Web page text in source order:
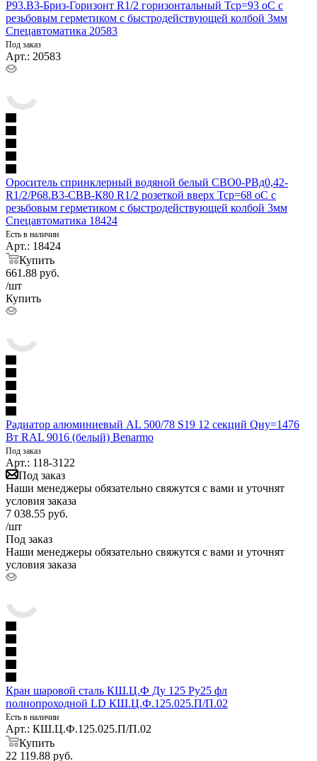
Р93.В3-Бриз-Горизонт R1/2 горизонтальный Тср=93 оС с
резьбовым герметиком с быстродействующей колбой 3мм
Спецавтоматика 20583
Под заказ
Арт.: 20583
Ороситель спринклерный водяной белый СВО0-РВд0,42-
R1/2/Р68.В3-СВВ-К80 R1/2 розеткой вверх Тср=68 оС с
резьбовым герметиком с быстродействующей колбой 3мм
Спецавтоматика 18424
Есть в наличии
Арт.: 18424
Купить
661.88 руб.
/шт
Купить
Радиатор алюминиевый AL 500/78 S19 12 секций Qну=1476
Вт RAL 9016 (белый) Benarmo
Под заказ
Арт.: 118-3122
Под заказ
Наши менеджеры обязательно свяжутся с вами и уточнят
условия заказа
7 038.55 руб.
/шт
Под заказ
Наши менеджеры обязательно свяжутся с вами и уточнят
условия заказа
Кран шаровой сталь КШ.Ц.Ф Ду 125 Ру25 фл
полнопроходной LD КШ.Ц.Ф.125.025.П/П.02
Есть в наличии
Арт.: КШ.Ц.Ф.125.025.П/П.02
Купить
22 119.88 руб.